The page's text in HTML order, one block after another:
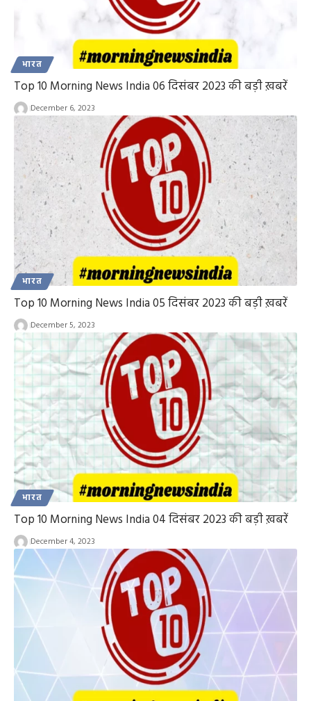
भारत
Top 10 Morning News India 06 दिसंबर 2023 की बड़ी ख़बरें
December 6, 2023
भारत
Top 10 Morning News India 05 दिसंबर 2023 की बड़ी ख़बरें
December 5, 2023
भारत
Top 10 Morning News India 04 दिसंबर 2023 की बड़ी ख़बरें
December 4, 2023